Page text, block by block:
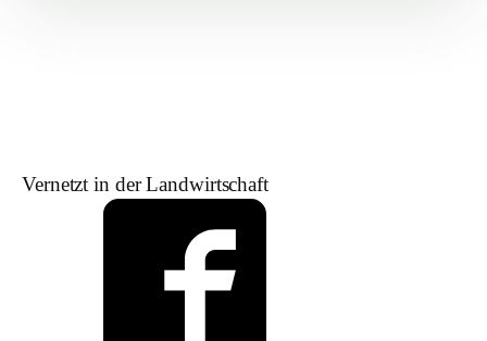
Vernetzt in der Landwirtschaft